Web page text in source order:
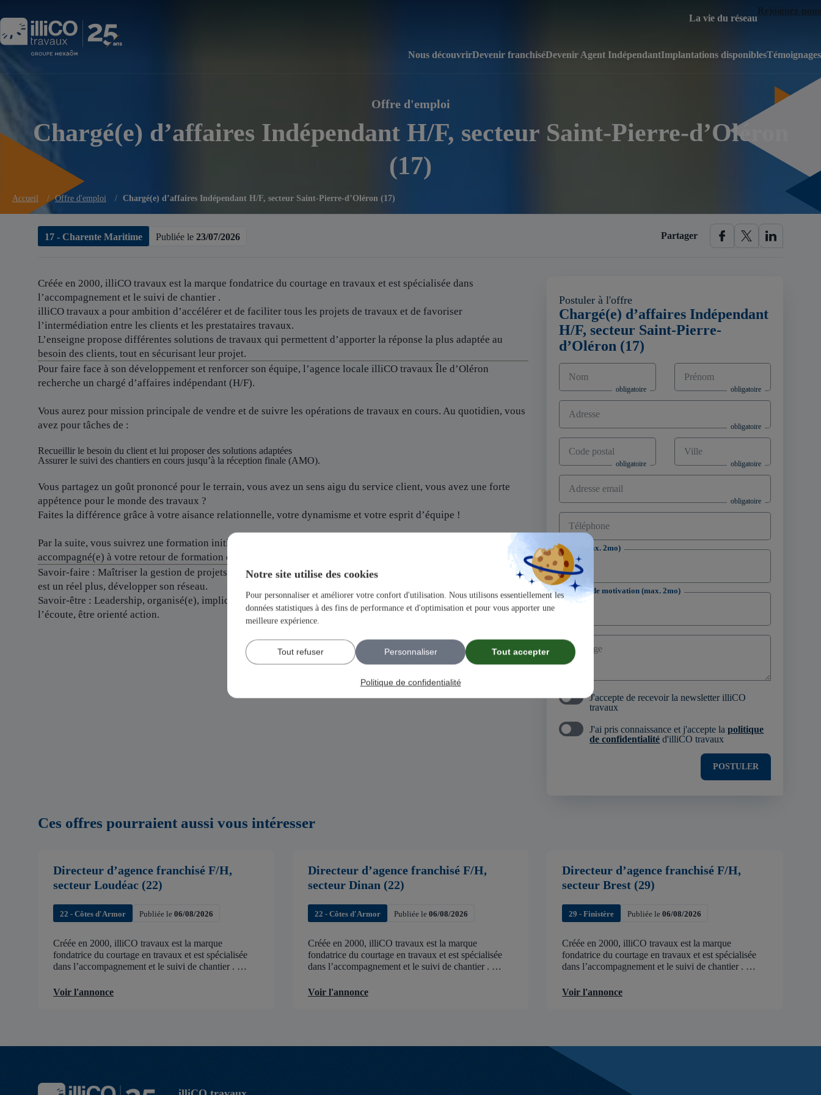
Notre site utilise des cookies
Pour personnaliser et améliorer votre confort d'utilisation. Nous utilisons essentiellement les
données statistiques à des fins de performance et d'optimisation et pour vous apporter une
meilleure expérience.
Tout accepter
Tout refuser Personnaliser
Politique de confidentialité
Nous découvrirDevenir franchiséDevenir Agent IndépendantImplantations disponiblesTémoignages
La vie du réseau
Rejoignez-nous
Offre d'emploi
Chargé(e) d’affaires Indépendant H/F, secteur Saint-Pierre-d’Oléron
(17)
Accueil / Offre d'emploi / Chargé(e) d’affaires Indépendant H/F, secteur Saint-Pierre-d’Oléron (17)
17 - Charente Maritime Publiée le 23/07/2026 Partager
Créée en 2000, illiCO travaux est la marque fondatrice du courtage en travaux et est spécialisée dans
l’accompagnement et le suivi de chantier .
illiCO travaux a pour ambition d’accélérer et de faciliter tous les projets de travaux et de favoriser
l’intermédiation entre les clients et les prestataires travaux.
L’enseigne propose différentes solutions de travaux qui permettent d’apporter la réponse la plus adaptée au
besoin des clients, tout en sécurisant leur projet.
Pour faire face à son développement et renforcer son équipe, l’agence locale illiCO travaux Île d’Oléron
recherche un chargé d’affaires indépendant (H/F).
Vous aurez pour mission principale de vendre et de suivre les opérations de travaux en cours. Au quotidien, vous
avez pour tâches de :
Recueillir le besoin du client et lui proposer des solutions adaptées
Assurer le suivi des chantiers en cours jusqu’à la réception finale (AMO).
Vous partagez un goût prononcé pour le terrain, vous avez un sens aigu du service client, vous avez une forte
appétence pour le monde des travaux ?
Faites la différence grâce à votre aisance relationnelle, votre dynamisme et votre esprit d’équipe !
Par la suite, vous suivrez une formation initiale d’une durée de deux semaines au siège social à Niort et serez
accompagné(e) à votre retour de formation en binôme sur votre secteur par le directeur de l’agence.
Savoir-faire : Maîtriser la gestion de projets, avoir des compétences commerciales, avoir une culture du bâtiment
est un réel plus, développer son réseau.
Savoir-être : Leadership, organisé(e), impliqué(e), fibre entrepreneuriale, esprit d’équipe développé, être à
l’écoute, être orienté action.
Postuler à l'offre
Chargé(e) d’affaires Indépendant
H/F, secteur Saint-Pierre-
d’Oléron (17)
Nom Prénom
Adresse
Code postal Ville
Adresse email
Téléphone
CV (max. 2mo)
Lettre de motivation (max. 2mo)
Message
J'accepte de recevoir la newsletter illiCO
travaux
J'ai pris connaissance et j'accepte lapolitique
de confidentialité d'illiCO travaux
POSTULER
Ces offres pourraient aussi vous intéresser
Directeur d’agence franchisé F/H,
secteur Loudéac (22)
22 - Côtes d'Armor Publiée le 06/08/2026
Créée en 2000, illiCO travaux est la marque
fondatrice du courtage en travaux et est spécialisée
dans l’accompagnement et le suivi de chantier .
faciliter tous les projets […]
Voir l'annonce
Directeur d’agence franchisé F/H,
secteur Dinan (22)
22 - Côtes d'Armor Publiée le 06/08/2026
Créée en 2000, illiCO travaux est la marque
fondatrice du courtage en travaux et est spécialisée
dans l’accompagnement et le suivi de chantier .
faciliter tous les projets […]
Voir l'annonce
Directeur d’agence franchisé F/H,
secteur Brest (29)
29 - Finistère Publiée le06/08/2026
Créée en 2000, illiCO travaux est la marque
fondatrice du courtage en travaux et est spécialisée
dans l’accompagnement et le suivi de chantier .
faciliter tous les projets […]
Voir l'annonce